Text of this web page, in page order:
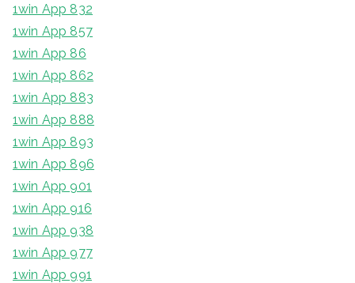
1win App 832
1win App 857
1win App 86
1win App 862
1win App 883
1win App 888
1win App 893
1win App 896
1win App 901
1win App 916
1win App 938
1win App 977
1win App 991